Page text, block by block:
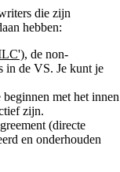
die zijn
hebben:
, de non-
in de VS. Je kunt je
beginnen met het innen
zijn.
(directe
en onderhouden